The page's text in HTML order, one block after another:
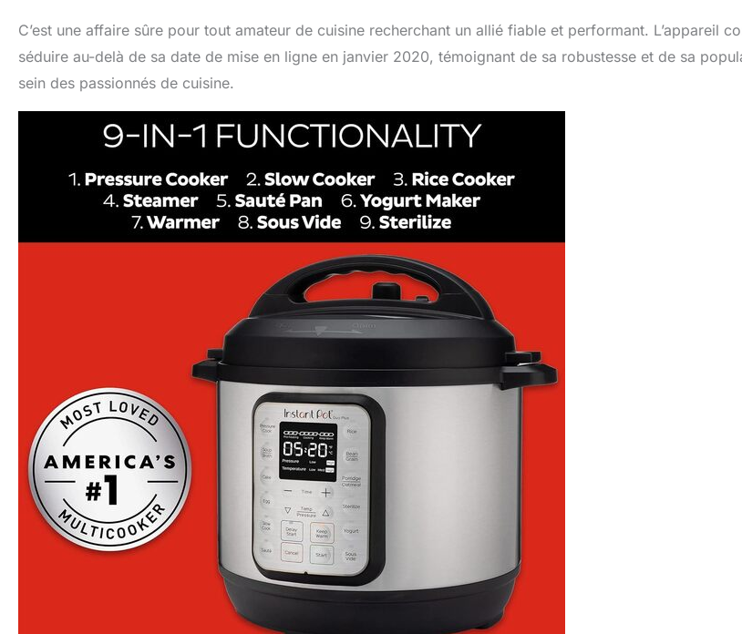
C’est une affaire sûre pour tout amateur de cuisine recherchant un allié fiable et performant. L’appareil
séduire au-delà de sa date de mise en ligne en janvier 2020, témoignant de sa robustesse et de sa
sein des passionnés de cuisine.